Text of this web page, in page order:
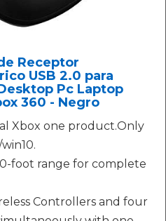
Receptor
USB 2.0 para
Pc Laptop
360 - Negro
Xbox one product.Only
foot range for complete
Controllers and four